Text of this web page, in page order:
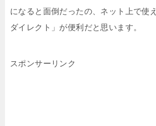
になると面倒だったの、ネット上で使
ダイレクト」が便利だと思います。
スポンサーリンク